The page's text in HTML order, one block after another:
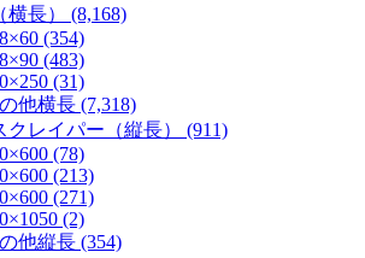
横長） (8,168)
(354)
(483)
(31)
他横長 (7,318)
クレイパー（縦長） (911)
(78)
(213)
(271)
(2)
他縦長 (354)